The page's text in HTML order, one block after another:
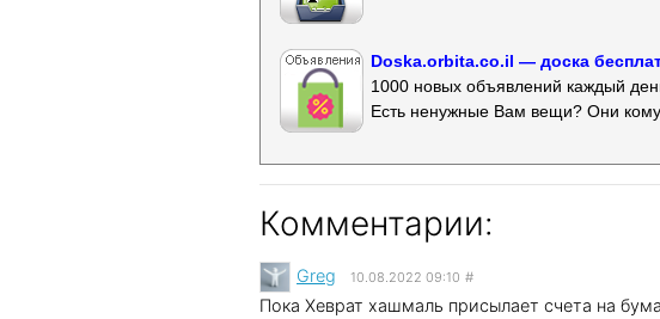
Doska.orbita.co.il — доска
1000 новых объявлений каждый
Есть ненужные Вам вещи? Они
Комментарии:
Greg 10.08.2022 09:10 #
Пока Хеврат хашмаль присылает счета на